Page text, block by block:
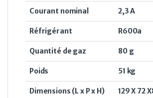
Courant nominal 2,3 A
Réfrigérant R600a
Quantité de gaz 80 g
Poids 51 kg
Dimensions (L x P x H) 129 X 72